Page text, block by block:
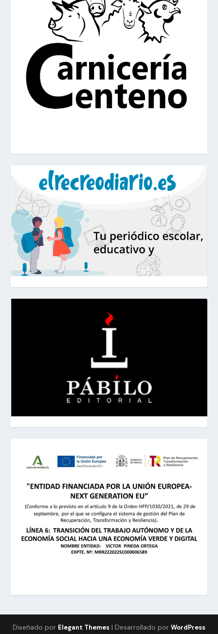
Diseñado por Elegant Themes | Desarrollado por WordPress